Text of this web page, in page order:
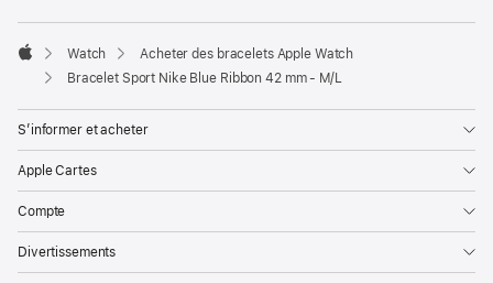
Apple
Watch
Acheter des bracelets Apple Watch
Bracelet Sport Nike Blue Ribbon 42 mm - M/L
S’informer et acheter
Apple Cartes
Compte
Divertissements